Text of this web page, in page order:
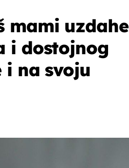
mami uzdahe
i dostojnog
na svoju